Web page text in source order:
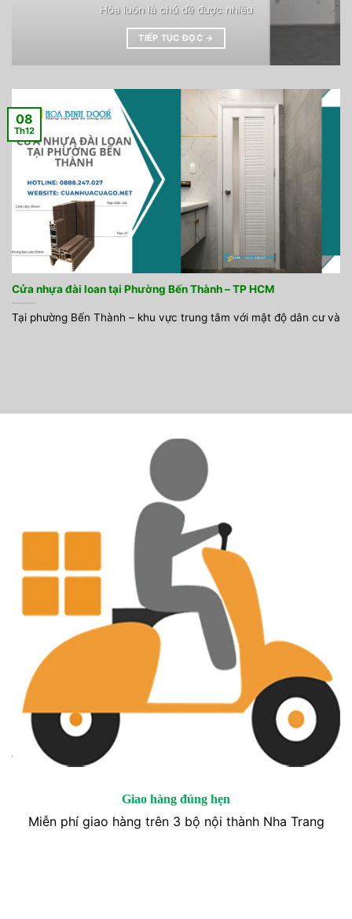
Hòa luôn là chủ đề được nhiều
TIẾP TỤC ĐỌC →
Cửa nhựa đài loan tại Phường Bến Thành – TP HCM
Tại phường Bến Thành – khu vực trung tâm với mật độ dân cư và
08
Th12
Giao hàng đúng hẹn
Miễn phí giao hàng trên 3 bộ nội thành Nha Trang